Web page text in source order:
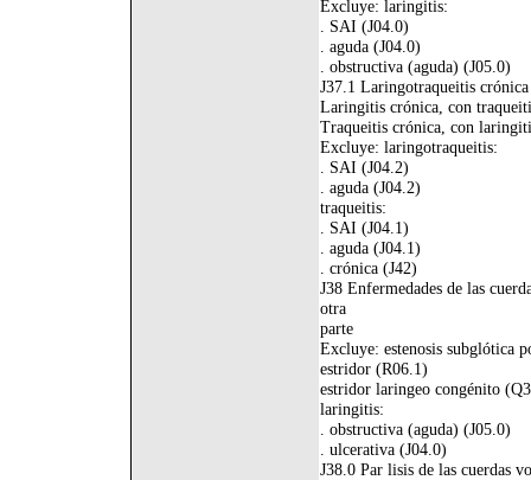
Excluye: laringitis:
. SAI (J04.0)
. aguda (J04.0)
. obstructiva (aguda) (J05.0)
J37.1 Laringotraqueitis crónica
Laringitis crónica, con
Traqueitis crónica, con
Excluye: laringotraqueitis:
. SAI (J04.2)
. aguda (J04.2)
traqueitis:
. SAI (J04.1)
. aguda (J04.1)
. crónica (J42)
J38 Enfermedades de las
otra
parte
Excluye: estenosis subglótica
estridor (R06.1)
estridor laringeo congénito
laringitis:
. obstructiva (aguda) (J05.0)
. ulcerativa (J04.0)
J38.0 Par lisis de las cuerdas